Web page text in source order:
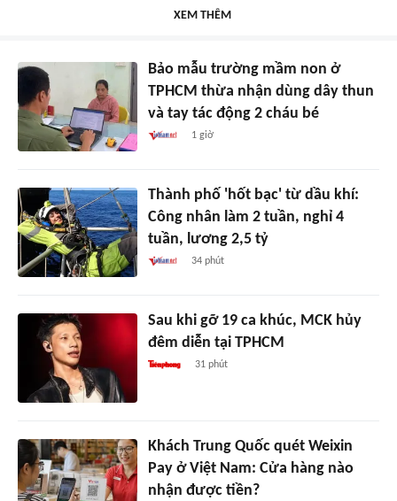
XEM THÊM
Bảo mẫu trường mầm non ở
TPHCM thừa nhận dùng dây thun
và tay tác động 2 cháu bé
1 giờ
Thành phố 'hốt bạc' từ dầu khí:
Công nhân làm 2 tuần, nghỉ 4
tuần, lương 2,5 tỷ
34 phút
Sau khi gỡ 19 ca khúc, MCK hủy
đêm diễn tại TPHCM
31 phút
Khách Trung Quốc quét Weixin
Pay ở Việt Nam: Cửa hàng nào
nhận được tiền?